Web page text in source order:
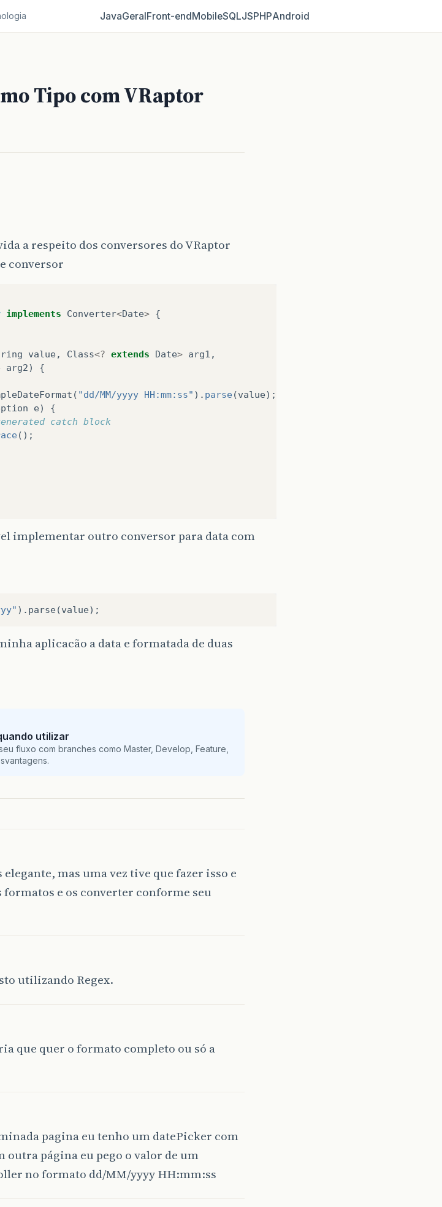
JavaGeralFront‑endMobileSQLJSPHPAndroid
Tipo com VRaptor
a respeito dos conversores do VRaptor
conversor
implements Converter<Date> {
value, Class<? extends Date> arg1 ,
arg2)
{
( "dd/MM/yyyy HH:mm:ss" ). parse(value);
e)
{
catch block
();
implementar outro conversor para data com
). parse(value);
aplicacão a data e formatada de duas
utilizar
fluxo com branches como Master, Develop, Feature,
mas uma vez tive que fazer isso e
formatos e os converter conforme seu
utilizando Regex.
que quer o formato completo ou só a
pagina eu tenho um datePicker com
outra página eu pego o valor de um
no formato dd/MM/yyyy HH:mm:ss